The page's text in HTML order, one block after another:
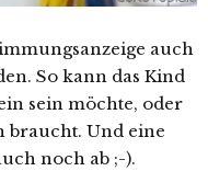
auch
So kann das Kind
sein möchte, oder
braucht. Und eine
noch ab ;-).